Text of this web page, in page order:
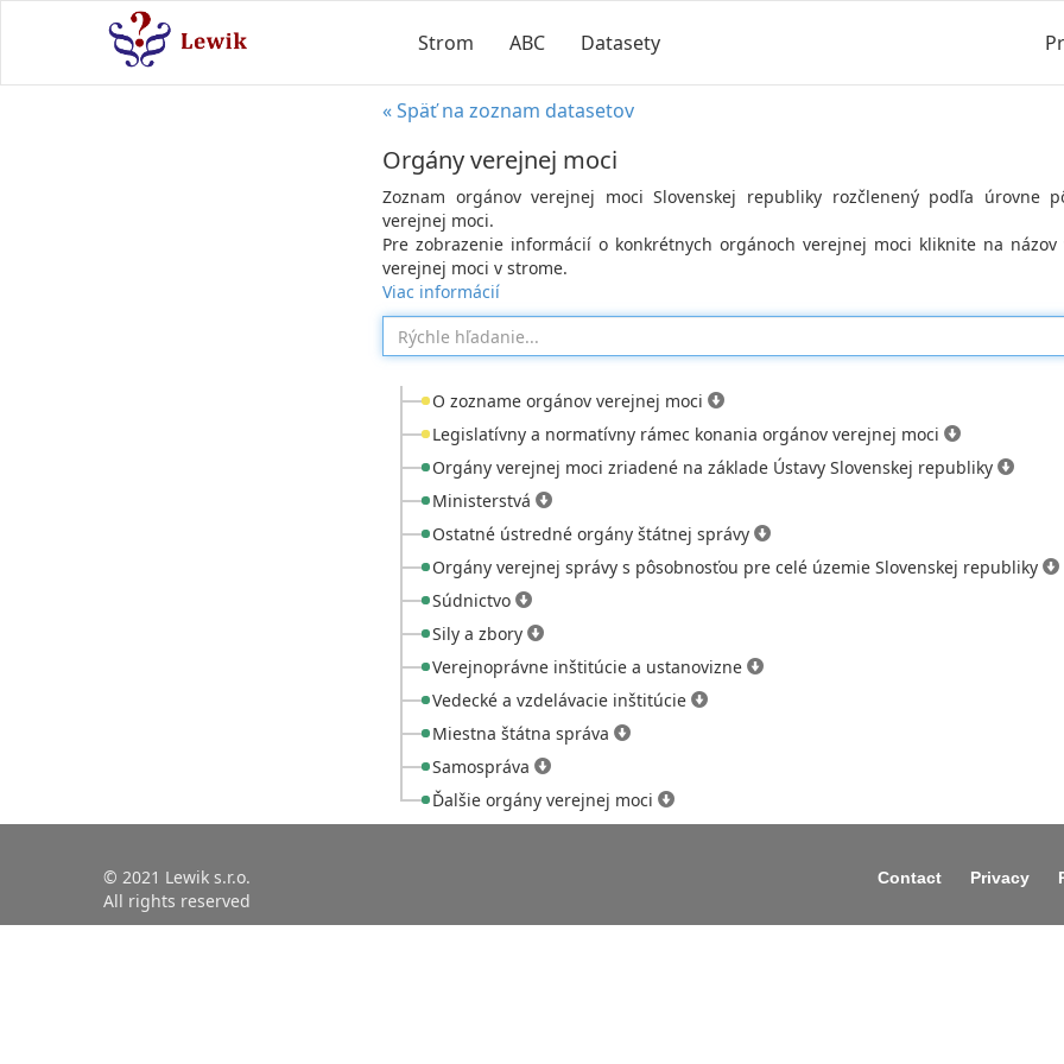
Strom ABC Datasety
« Späť na zoznam datasetov
Orgány verejnej moci
Zoznam orgánov verejnej moci Slovenskej republiky rozčlenený podľa úrovne
verejnej moci.
Pre zobrazenie informácií o konkrétnych orgánoch verejnej moci kliknite na
verejnej moci v strome.
Viac informácií
O zozname orgánov verejnej moci
Legislatívny a normatívny rámec konania orgánov verejnej moci
Orgány verejnej moci zriadené na základe Ústavy Slovenskej republiky
Ministerstvá
Ostatné ústredné orgány štátnej správy
Orgány verejnej správy s pôsobnosťou pre celé územie Slovenskej republiky
Súdnictvo
Sily a zbory
Verejnoprávne inštitúcie a ustanovizne
Vedecké a vzdelávacie inštitúcie
Miestna štátna správa
Samospráva
Ďalšie orgány verejnej moci
Contact Privacy
© 2021 Lewik s.r.o.
All rights reserved